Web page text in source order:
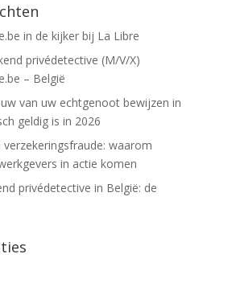
in de kijker bij La Libre
privédetective (M/V/X)
– België
van uw echtgenoot bewijzen in
geldig is in 2026
verzekeringsfraude: waarom
in actie komen
privédetective in België: de